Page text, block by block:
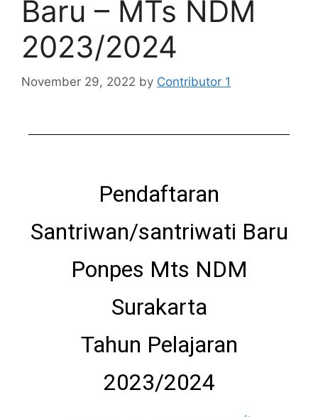
Baru – MTs NDM
2023/2024
November 29, 2022 by Contributor 1
Pendaftaran
Santriwan/santriwati Baru
Ponpes Mts NDM
Surakarta
Tahun Pelajaran
2023/2024